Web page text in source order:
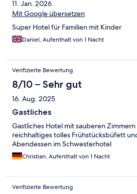
11. Jan. 2026
Mit Google übersetzen
Super Hotel für Familien mit Kinder
Daniel, Aufenthalt von 1 Nacht
Verifizierte Bewertung
8/10 – Sehr gut
16. Aug. 2025
Gastliches
Gastliches Hotel mit sauberen
reichhaltiges tolles Frühstücksbüfett
Abendessen im Schwesterhotel
Christian, Aufenthalt von 1 Nacht
Verifizierte Bewertung